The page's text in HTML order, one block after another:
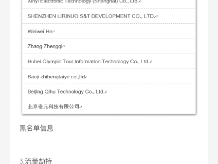
黑名单信息
3.流量劫持